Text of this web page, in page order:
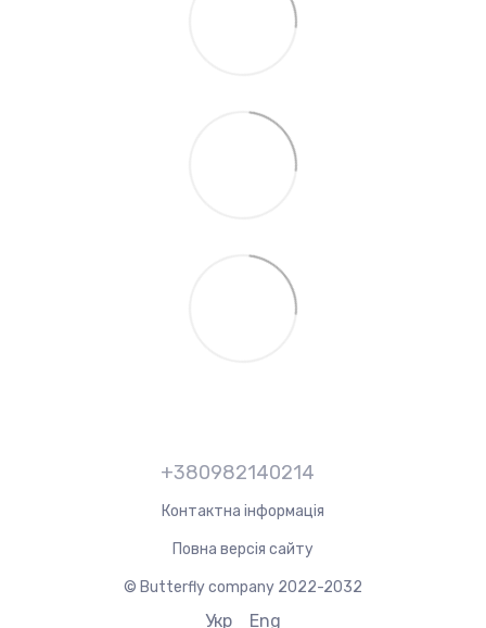
+380982140214
Контактна інформація
Повна версія сайту
© Butterfly company 2022-2032
Укр Eng